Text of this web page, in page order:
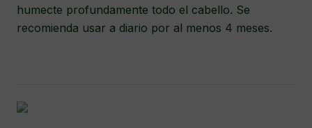
humecte profundamente todo el cabello. Se
recomienda usar a diario por al menos 4 meses.